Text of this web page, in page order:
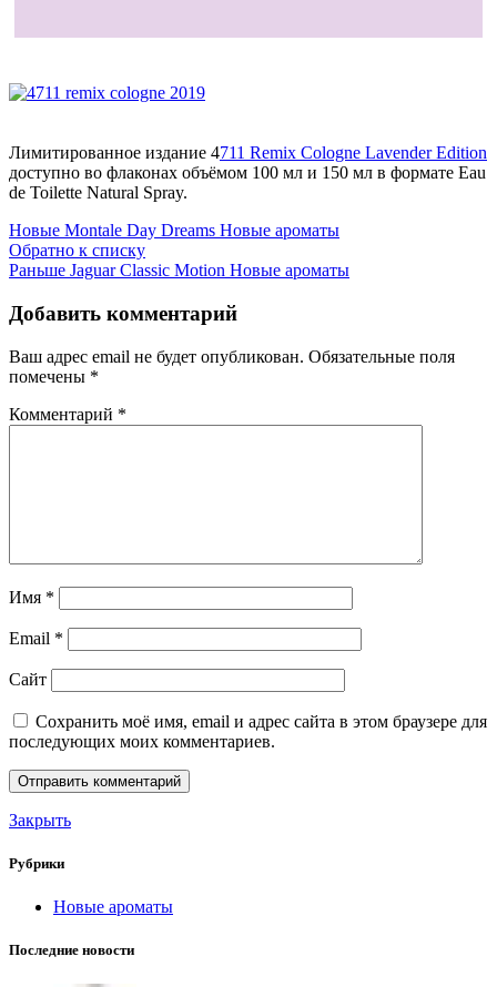
Лимитированное издание 4711 Remix Cologne Lavender Edition
доступно во флаконах объёмом 100 мл и 150 мл в формате Eau
de Toilette Natural Spray.
Новые Montale Day Dreams Новые ароматы
Обратно к списку
Раньше Jaguar Classic Motion Новые ароматы
Добавить комментарий
Ваш адрес email не будет опубликован. Обязательные поля
помечены *
Комментарий *
Имя *
Email *
Сайт
Сохранить моё имя, email и адрес сайта в этом браузере для
последующих моих комментариев.
Закрыть
Рубрики
Новые ароматы
Последние новости